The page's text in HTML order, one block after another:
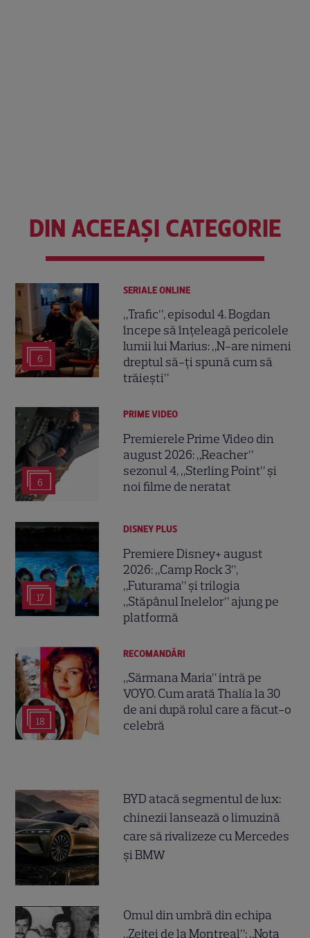
DIN ACEEAȘI CATEGORIE
6
SERIALE ONLINE
„Trafic”, episodul 4. Bogdan
începe să înțeleagă pericolele
lumii lui Marius: „N-are nimeni
dreptul să-ți spună cum să
trăiești”
6
PRIME VIDEO
Premierele Prime Video din
august 2026: „Reacher”
sezonul 4, „Sterling Point” și
noi filme de neratat
17
DISNEY PLUS
Premiere Disney+ august
2026: „Camp Rock 3”,
„Futurama” și trilogia
„Stăpânul Inelelor” ajung pe
platformă
18
RECOMANDĂRI
„Sărmana Maria” intră pe
VOYO. Cum arată Thalía la 30
de ani după rolul care a făcut-o
celebră
BYD atacă segmentul de lux:
chinezii lansează o limuzină
care să rivalizeze cu Mercedes
și BMW
Omul din umbră din echipa
„Zeiței de la Montreal”: „Nota